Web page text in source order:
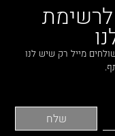
לרשימת
מייל רק שיש לנו